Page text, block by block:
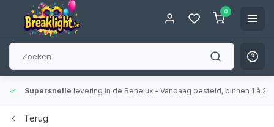
0
Supersnelle levering in de Benelux - Vandaag besteld, binnen 1 à 2
Terug